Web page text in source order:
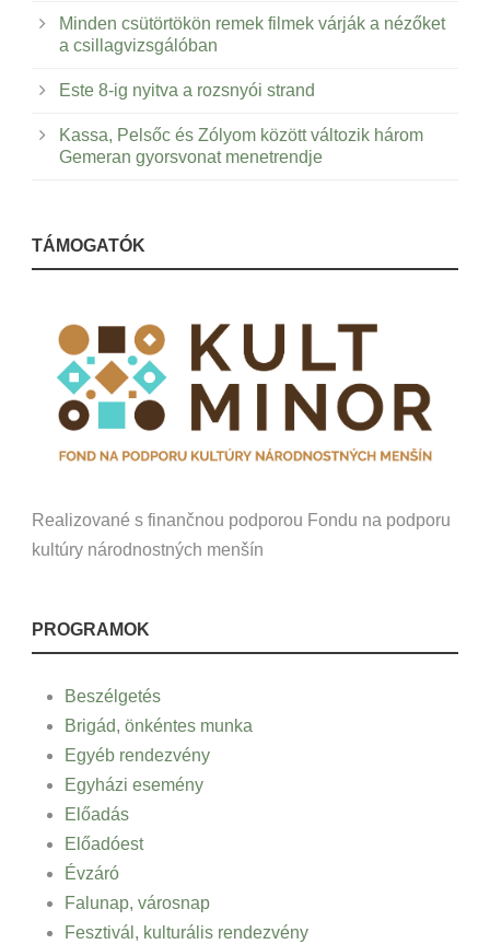
Minden csütörtökön remek filmek várják a nézőket
a csillagvizsgálóban
Este 8-ig nyitva a rozsnyói strand
Kassa, Pelsőc és Zólyom között változik három
Gemeran gyorsvonat menetrendje
TÁMOGATÓK
Realizované s finančnou podporou Fondu na podporu
kultúry národnostných menšín
PROGRAMOK
Beszélgetés
Brigád, önkéntes munka
Egyéb rendezvény
Egyházi esemény
Előadás
Előadóest
Évzáró
Falunap, városnap
Fesztivál, kulturális rendezvény